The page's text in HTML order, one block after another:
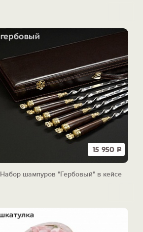
15 950 Р
Набор шампуров "Гербовый" в кейсе